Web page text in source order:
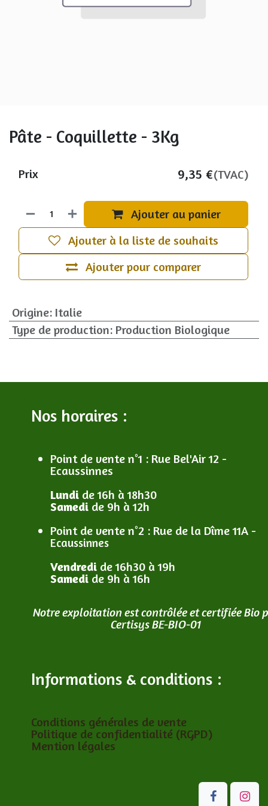
Pâte - Coquillette - 3Kg
Ajouter au panier
Ajouter pour comparer
Ajouter à la liste de souhaits
Prix 9,35 €(TVAC)
Origine: Italie
Type de production: Production Biologique
Nos horaires :
Point de vente n°1 : Rue Bel'Air 12 -
Ecaussinnes
Lundi de 16h à 18h30
Samedi de 9h à 12h
Point de vente n°2 : Rue de la Dîme 11A -
Ecaussinnes
Vendredi de 16h30 à 19h
Samedi de 9h à 16h
Notre exploitation est contrôlée et certifiée Bio
Certisys BE-BIO-01
Informations & conditions :
Conditions générales de vente
Politique de confidentialité (RGPD)
Mention légales